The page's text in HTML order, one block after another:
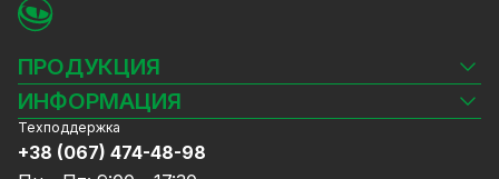
ПРОДУКЦИЯ
Камеры видеонаблюдения
Видеорегистраторы
Комплекты видеонаблюдения
ИНФОРМАЦИЯ
Блог
Доставка и оплата
Техподдержка
+38 (067) 474-48-98